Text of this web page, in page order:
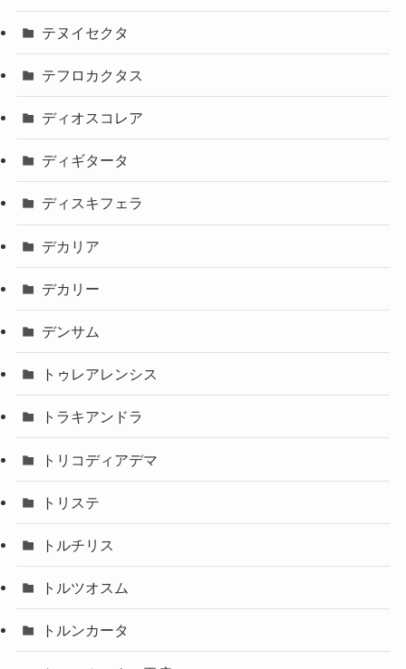
テヌイセクタ
テフロカクタス
ディオスコレア
ディギタータ
ディスキフェラ
デカリア
デカリー
デンサム
トゥレアレンシス
トラキアンドラ
トリコディアデマ
トリステ
トルチリス
トルツオスム
トルンカータ